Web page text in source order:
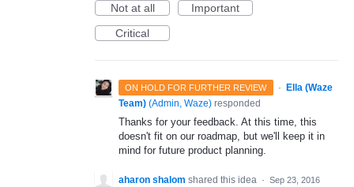
Not at all
Important
Critical
ON HOLD FOR FURTHER REVIEW · Ella (Waze
Team) (Admin, Waze) responded
Thanks for your feedback. At this time, this
doesn't fit on our roadmap, but we'll keep it in
mind for future product planning.
aharon shalom shared this idea · Sep 23, 2016